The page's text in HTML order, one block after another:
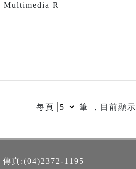
Multimedia R
每頁 筆 ，目前顯示
真:(04)2372-1195